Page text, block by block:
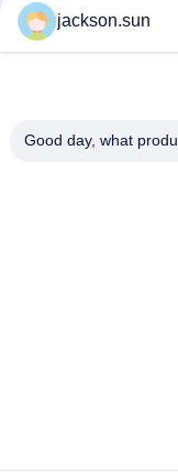
Aparatura do
Rolling Thin Film
Urządzenia do
jackson.sun
Good day, what